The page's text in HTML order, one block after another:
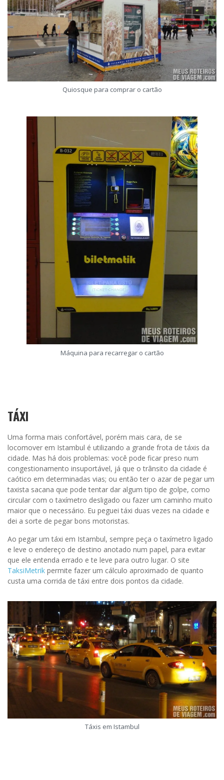
Quiosque para comprar o cartão
Máquina para recarregar o cartão
TÁXI
Uma forma mais confortável, porém mais cara, de se
locomover em Istambul é utilizando a grande frota de táxis da
cidade. Mas há dois problemas: você pode ficar preso num
congestionamento insuportável, já que o trânsito da cidade é
caótico em determinadas vias; ou então ter o azar de pegar um
taxista sacana que pode tentar dar algum tipo de golpe, como
circular com o taxímetro desligado ou fazer um caminho muito
maior que o necessário. Eu peguei táxi duas vezes na cidade e
dei a sorte de pegar bons motoristas.
Ao pegar um táxi em Istambul, sempre peça o taxímetro ligado
e leve o endereço de destino anotado num papel, para evitar
que ele entenda errado e te leve para outro lugar. O site
TaksiMetrik permite fazer um cálculo aproximado de quanto
custa uma corrida de táxi entre dois pontos da cidade.
Táxis em Istambul